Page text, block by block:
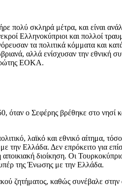
σκληρά μέτρα, και είναι
Ελληνοκύπριοι και πολλοί
τα πολιτικά κόμματα και
αλλά ενίσχυσαν την εθνική
ΕΟΚΑ.
όταν ο Σεφέρης βρέθηκε στο νησί
λαϊκό και εθνικό αίτημα,
Ελλάδα. Δεν επρόκειτο για
διοίκηση. Οι
της Ένωσης με την Ελλάδα.
ζητήματος, καθώς συνέβαλε